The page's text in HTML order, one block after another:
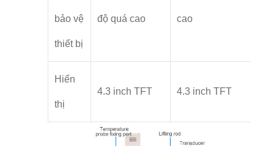
bảo vệ
thiết bị
độ quá cao cao
Hiển
thị
4.3 inch TFT 4.3 inch TFT